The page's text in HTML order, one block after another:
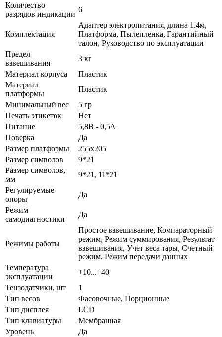
Количество
разрядов индикации
6
Комплектация
Адаптер электропитания, длина 1.4м,
Платформа, Пылепленка, Гарантийный
талон, Руководство по эксплуатации
Предел
взвешивания
3 кг
Материал корпуса
Пластик
Материал
платформы
Пластик
Минимальный вес
5 гр
Печать этикеток
Нет
Питание
5,8В - 0,5А
Поверка
Да
Размер платформы
255х205
Размер символов
9*21
Размер символов,
мм
9*21, 11*21
Регулируемые
опоры
Да
Режим
самодиагностики
Да
Режимы работы
Простое взвешивание, Компараторный
режим, Режим суммирования, Результат
взвешивания, Учет веса тары, Счетный
режим, Режим передачи данных
Температура
эксплуатации
+10...+40
Тензодатчики, шт
1
Тип весов
Фасовочные, Порционные
Тип дисплея
LCD
Тип клавиатуры
Мембранная
Уровень
Да